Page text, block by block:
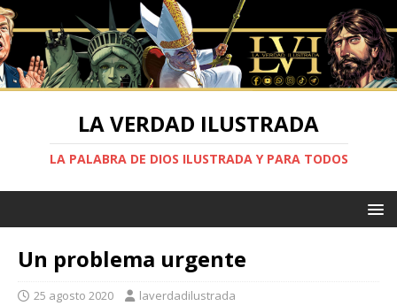
LA VERDAD ILUSTRADA
LA PALABRA DE DIOS ILUSTRADA Y PARA TODOS
Un problema urgente
25 agosto 2020 laverdadilustrada